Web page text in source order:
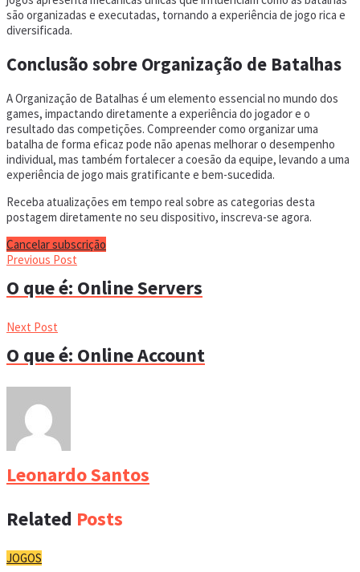
são organizadas e executadas, tornando a experiência de jogo rica e
diversificada.
Conclusão sobre Organização de Batalhas
A Organização de Batalhas é um elemento essencial no mundo dos
games, impactando diretamente a experiência do jogador e o
resultado das competições. Compreender como organizar uma
batalha de forma eficaz pode não apenas melhorar o desempenho
individual, mas também fortalecer a coesão da equipe, levando a uma
experiência de jogo mais gratificante e bem-sucedida.
Receba atualizações em tempo real sobre as categorias desta
postagem diretamente no seu dispositivo, inscreva-se agora.
Cancelar subscrição
Previous Post
O que é: Online Servers
Next Post
O que é: Online Account
Leonardo Santos
Related Posts
JOGOS